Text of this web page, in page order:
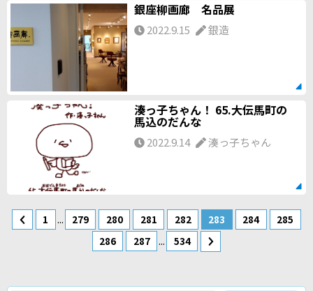
銀座柳画廊 名品展
2022.9.15 銀造
湊っ子ちゃん！ 65.大伝馬町の
馬込のだんな
2022.9.14 湊っ子ちゃん
1 ... 279 280 281 282 283 284
285
286
287 ... 534